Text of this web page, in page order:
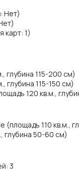
Нет)
карт: 1)
глубина 115-200 см)
глубина 115-150 см)
120 кв.м.,
(площадь 110 кв.м.,
глубина 50-60 см)
3